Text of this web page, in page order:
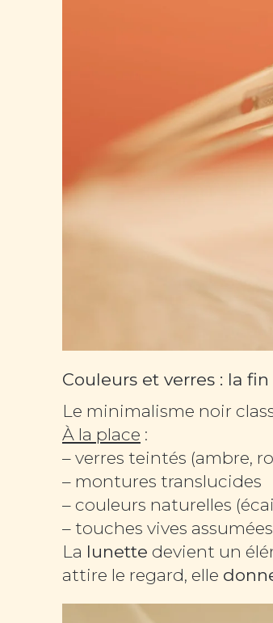
Couleurs et verres : la
Le minimalisme noir
À la place :
– verres teintés (ambre,
– montures translucides
– couleurs naturelles
– touches vives assumées
La lunette devient un
attire le regard, elle